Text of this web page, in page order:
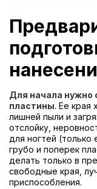
Для начала нужно
пластины. Ее края
лишней пыли и
отслойку,
для ногтей
грубо и поперек
делать только в
свободные края,
приспособления.